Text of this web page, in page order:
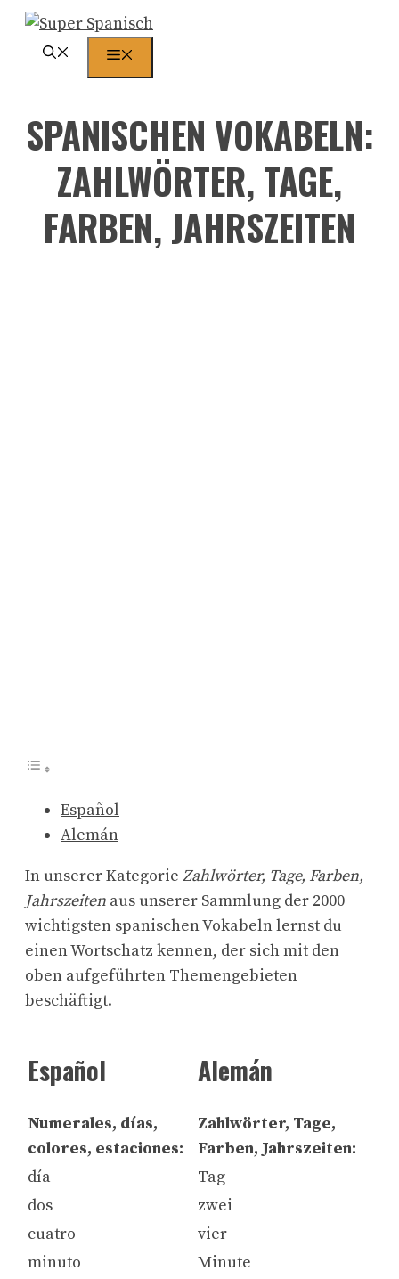
Zum
Inhalt
SPANISCHEN VOKABELN:
ZAHLWÖRTER, TAGE,
FARBEN, JAHRSZEITEN
Español
Alemán
In unserer Kategorie Zahlwörter, Tage, Farben,
Jahrszeiten aus unserer Sammlung der 2000
wichtigsten spanischen Vokabeln lernst du
einen Wortschatz kennen, der sich mit den
oben aufgeführten Themengebieten
beschäftigt.
Español Alemán
Numerales, días,
colores, estaciones:
Zahlwörter, Tage,
Farben, Jahrszeiten:
día
Tag
dos
zwei
cuatro
vier
minuto
Minute